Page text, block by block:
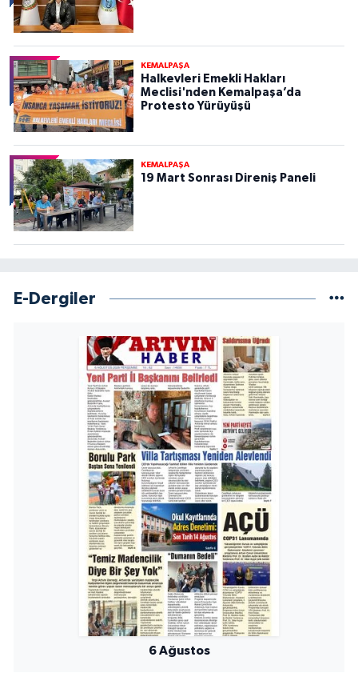
KEMALPAŞA
Halkevleri Emekli Hakları
Meclisi'nden Kemalpaşa’da
Protesto Yürüyüşü
KEMALPAŞA
19 Mart Sonrası Direniş Paneli
E-Dergiler
6 Ağustos